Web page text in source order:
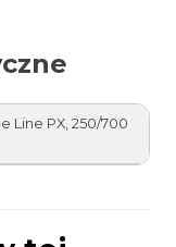
Line PX, 250/700